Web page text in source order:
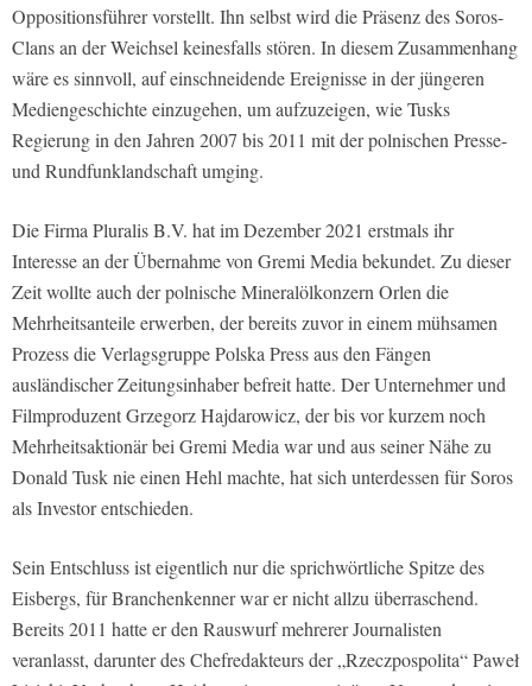
Oppositionsführer vorstellt. Ihn selbst wird die Präsenz des Soros-
Clans an der Weichsel keinesfalls stören. In diesem Zusammenhang
wäre es sinnvoll, auf einschneidende Ereignisse in der jüngeren
Mediengeschichte einzugehen, um aufzuzeigen, wie Tusks
Regierung in den Jahren 2007 bis 2011 mit der polnischen Presse-
und Rundfunklandschaft umging.
Die Firma Pluralis B.V. hat im Dezember 2021 erstmals ihr
Interesse an der Übernahme von Gremi Media bekundet. Zu dieser
Zeit wollte auch der polnische Mineralölkonzern Orlen die
Mehrheitsanteile erwerben, der bereits zuvor in einem mühsamen
Prozess die Verlagsgruppe Polska Press aus den Fängen
ausländischer Zeitungsinhaber befreit hatte. Der Unternehmer und
Filmproduzent Grzegorz Hajdarowicz, der bis vor kurzem noch
Mehrheitsaktionär bei Gremi Media war und aus seiner Nähe zu
Donald Tusk nie einen Hehl machte, hat sich unterdessen für Soros
als Investor entschieden.
Sein Entschluss ist eigentlich nur die sprichwörtliche Spitze des
Eisbergs, für Branchenkenner war er nicht allzu überraschend.
Bereits 2011 hatte er den Rauswurf mehrerer Journalisten
veranlasst, darunter des Chefredakteurs der „Rzeczpospolita“ Paweł